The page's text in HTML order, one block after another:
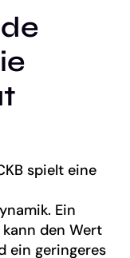
spielt eine
Ein
den Wert
ein geringeres